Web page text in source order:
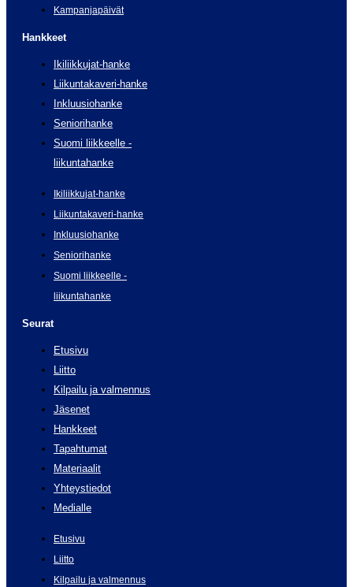
Kampanjapäivät
Hankkeet
Ikiliikkujat-hanke
Liikuntakaveri-hanke
Inkluusiohanke
Seniorihanke
Suomi liikkeelle -
liikuntahanke
Ikiliikkujat-hanke
Liikuntakaveri-hanke
Inkluusiohanke
Seniorihanke
Suomi liikkeelle -
liikuntahanke
Seurat
Etusivu
Liitto
Kilpailu ja valmennus
Jäsenet
Hankkeet
Tapahtumat
Materiaalit
Yhteystiedot
Medialle
Etusivu
Liitto
Kilpailu ja valmennus